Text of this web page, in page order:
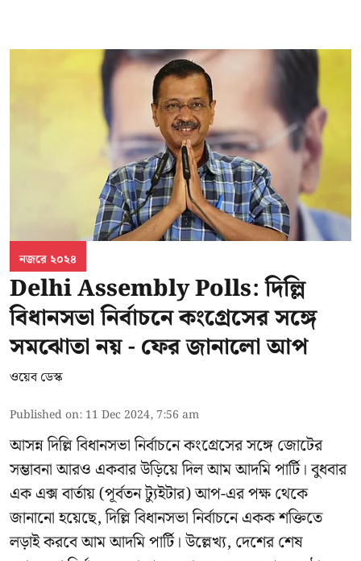
নজরে ২০২৪
Delhi Assembly Polls: দিল্লি
বিধানসভা নির্বাচনে কংগ্রেসের সঙ্গে
সমঝোতা নয় - ফের জানালো আপ
ওয়েব ডেস্ক
Published on: 11 Dec 2024, 7:56 am
আসন্নদিল্লি বিধানসভা নির্বাচনেকংগ্রেসের সঙ্গে জোটের
সম্ভাবনা আরও একবার উড়িয়ে দিল আম আদমি পার্টি। বুধবার
এক এক্স বার্তায় (পূর্বতন ট্যুইটার) আপ-এর পক্ষ থেকে
জানানো হয়েছে, দিল্লি বিধানসভা নির্বাচনে একক শক্তিতে
লড়াই করবে আম আদমি পার্টি। উল্লেখ্য, দেশের শেষ